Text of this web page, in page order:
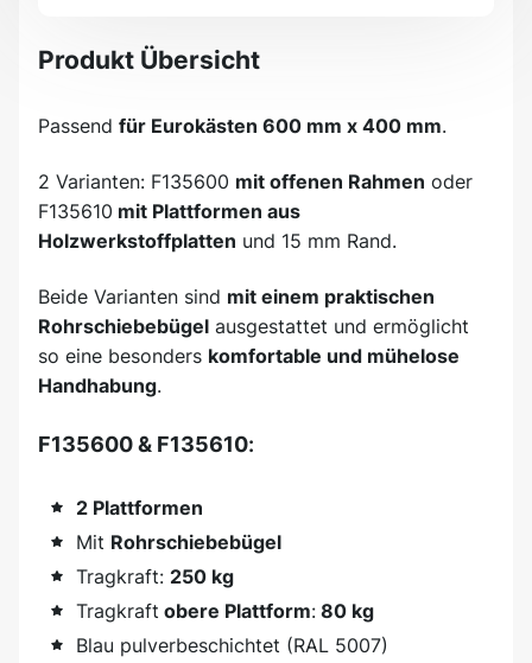
Produkt Übersicht
Passend für Eurokästen 600 mm x 400 mm.
2 Varianten: F135600 mit offenen Rahmen oder
F135610 mit Plattformen aus
Holzwerkstoffplatten und 15 mm Rand.
Beide Varianten sind mit einem praktischen
Rohrschiebebügel ausgestattet und ermöglicht
so eine besonders komfortable und mühelose
Handhabung.
F135600 & F135610:
2 Plattformen
Mit Rohrschiebebügel
Tragkraft: 250 kg
Tragkraft obere Plattform: 80 kg
Blau pulverbeschichtet (RAL 5007)